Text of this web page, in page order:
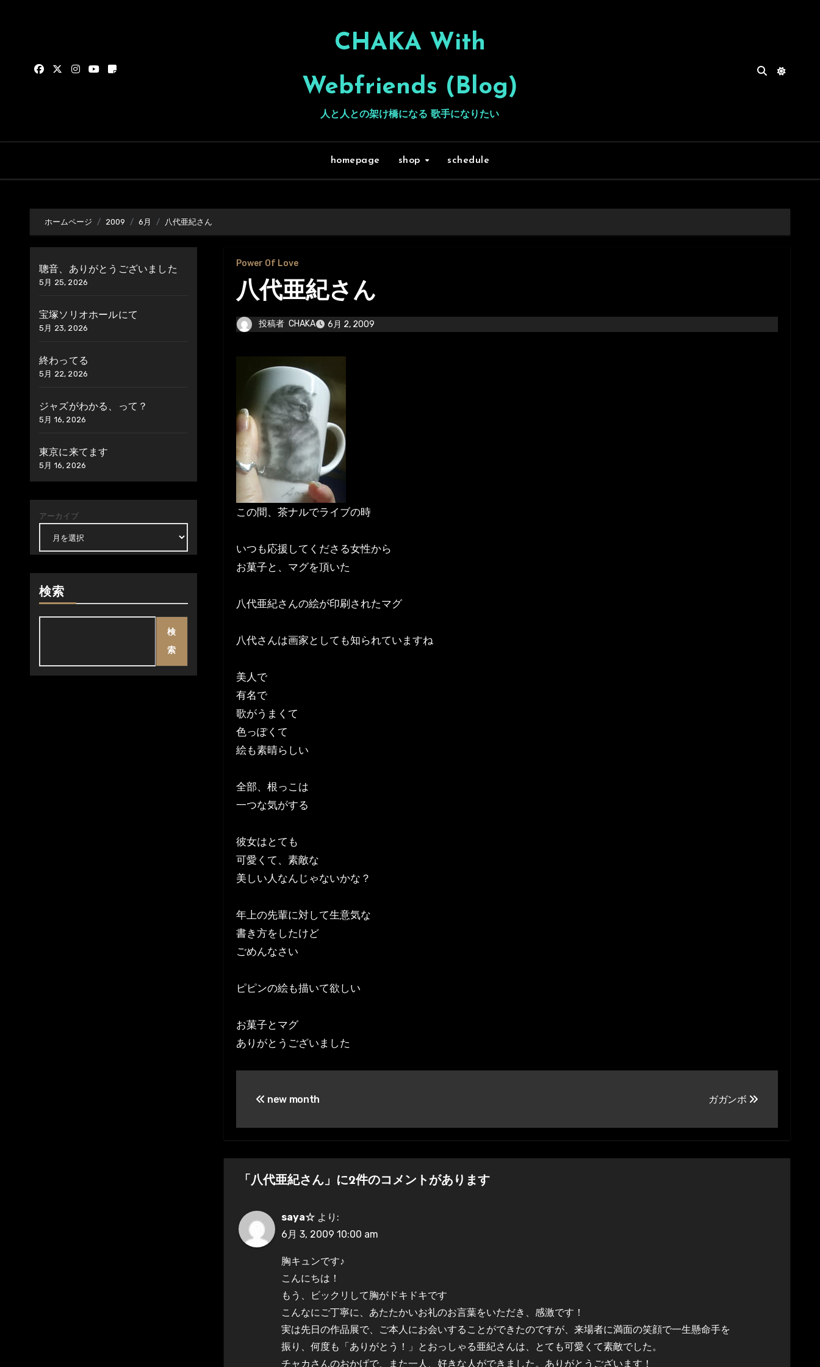
CHAKA With
Webfriends (Blog)
人と人との架け橋になる 歌手になりたい
homepage shop schedule
ホームページ 2009 6月 八代亜紀さん
聰音、ありがとうございました
5月 25, 2026
宝塚ソリオホールにて
5月 23, 2026
終わってる
5月 22, 2026
ジャズがわかる、って？
5月 16, 2026
東京に来てます
5月 16, 2026
アーカイブ
検索
検
索
Power Of Love
八代亜紀さん
投稿者 CHAKA 6月 2, 2009
この間、茶ナルでライブの時
いつも応援してくださる女性から
お菓子と、マグを頂いた
八代亜紀さんの絵が印刷されたマグ
八代さんは画家としても知られていますね
美人で
有名で
歌がうまくて
色っぽくて
絵も素晴らしい
全部、根っこは
一つな気がする
彼女はとても
可愛くて、素敵な
美しい人なんじゃないかな？
年上の先輩に対して生意気な
書き方をしたけど
ごめんなさい
ピピンの絵も描いて欲しい
お菓子とマグ
ありがとうございました
ナ
ビ
ゲ
ー
シ
new month ガガンボ
「八代亜紀さん」に2件のコメントがあります
saya☆ より:
6月 3, 2009 10:00 am
胸キュンです♪
こんにちは！
もう、ビックリして胸がドキドキです
こんなにご丁寧に、あたたかいお礼のお言葉をいただき、感激です！
実は先日の作品展で、ご本人にお会いすることができたのですが、来場者に満面の笑顔で一生懸命手を
振り、何度も「ありがとう！」とおっしゃる亜紀さんは、とても可愛くて素敵でした。
チャカさんのおかげで、また一人、好きな人ができました。ありがとうございます！